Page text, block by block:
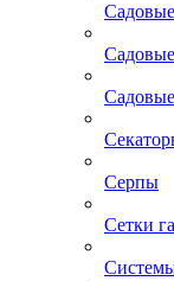
Серпы
Сетки